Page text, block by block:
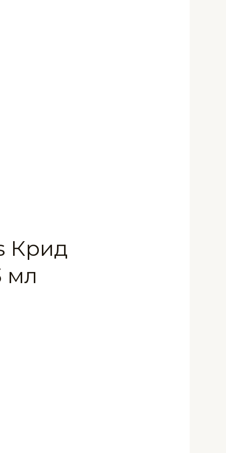
Крид
мл